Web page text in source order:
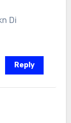
Di
Reply